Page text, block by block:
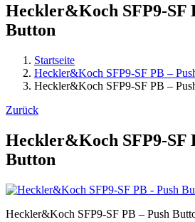
Heckler&Koch SFP9-SF
Button
Startseite
Heckler&Koch SFP9-SF PB –
Heckler&Koch SFP9-SF PB –
Zurück
Heckler&Koch SFP9-SF
Button
Heckler&Koch SFP9-SF PB – Push